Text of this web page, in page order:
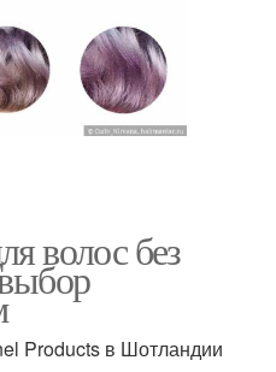
волос без
Products в Шотландии